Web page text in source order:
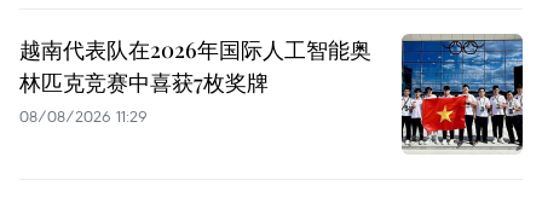
越南代表队在2026年国际人工智能奥
林匹克竞赛中喜获7枚奖牌
08/08/2026 11:29